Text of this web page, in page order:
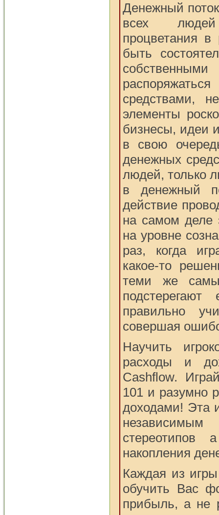
Денежный
всех
процветания
быть
средствами,
элементы
бизнесы, идеи
в свою
денежных
людей, только
в денежный
действие
на самом деле
на уровне
раз, когда
какое-то
теми же
правильно
совершая
Научить
расходы и
Cashflow.
101 и разумно
доходами! Эта
стереотипов
накопления
Каждая из
обучить Вас
прибыль, а не